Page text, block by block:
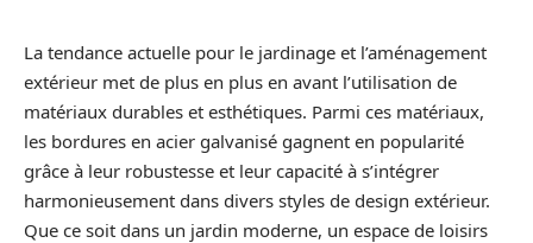
La tendance actuelle pour le jardinage et l’aménagement
extérieur met de plus en plus en avant l’utilisation de
matériaux durables et esthétiques. Parmi ces matériaux,
les bordures en acier galvanisé gagnent en popularité
grâce à leur robustesse et leur capacité à s’intégrer
harmonieusement dans divers styles de design extérieur.
Que ce soit dans un jardin moderne, un espace de loisirs